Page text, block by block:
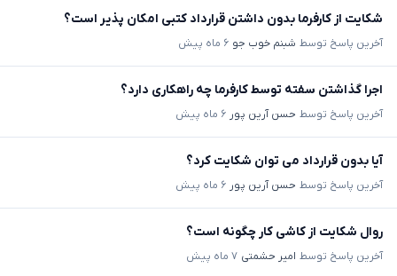
شکایت از کارفرما بدون داشتن قرارداد کتبی امکان پذیر است؟
آخرین پاسخ توسط شبنم خوب جو ۶ ماه پیش
اجرا گذاشتن سفته توسط کارفرما چه راهکاری دارد؟
آخرین پاسخ توسط حسن آرین پور ۶ ماه پیش
آیا بدون قرارداد می توان شکایت کرد؟
آخرین پاسخ توسط حسن آرین پور ۶ ماه پیش
روال شکایت از کاشی کار چگونه است؟
آخرین پاسخ توسط امیر حشمتی ۷ ماه پیش